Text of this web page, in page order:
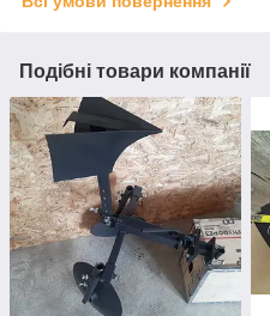
Подібні товари компанії